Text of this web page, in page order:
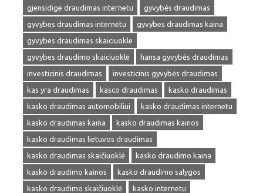
gjensidige draudimas internetu
gyvybės draudimas
gyvybes draudimas internetu
gyvybes draudimas kaina
gyvybes draudimas skaiciuokle
gyvybes draudimo skaiciuokle
hansa gyvybės draudimas
investicinis draudimas
investicinis gyvybės draudimas
kas yra draudimas
kasco draudimas
kasko draudimas
kasko draudimas automobiliui
kasko draudimas internetu
kasko draudimas kaina
kasko draudimas kainos
kasko draudimas lietuvos draudimas
kasko draudimas skaičiuoklė
kasko draudimo kaina
kasko draudimo kainos
kasko draudimo salygos
kasko draudimo skaičiuoklė
kasko internetu